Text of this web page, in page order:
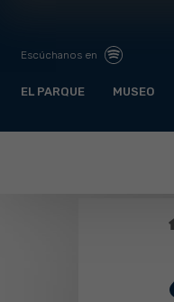
Escúchanos en
EL PARQUE MUSEO